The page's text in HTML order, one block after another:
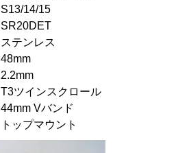
S13/14/15
SR20DET
ステンレス
48mm
2.2mm
T3ツインスクロール
44mm Vバンド
トップマウント